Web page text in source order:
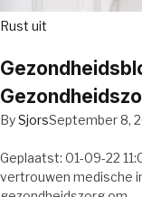
Rust uit
BySjorsSeptember 8,
Geplaatst: 01-09-22
vertrouwen medische